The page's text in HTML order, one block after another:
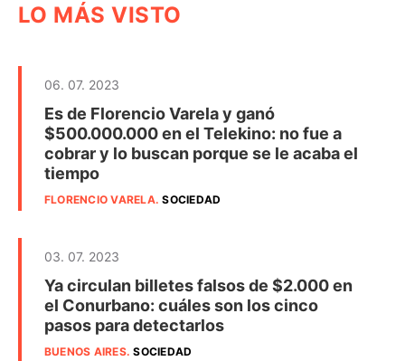
LO MÁS VISTO
06. 07. 2023
Es de Florencio Varela y ganó
$500.000.000 en el Telekino: no fue a
cobrar y lo buscan porque se le acaba el
tiempo
FLORENCIO VARELA.SOCIEDAD
03. 07. 2023
Ya circulan billetes falsos de $2.000 en
el Conurbano: cuáles son los cinco
pasos para detectarlos
BUENOS AIRES.SOCIEDAD